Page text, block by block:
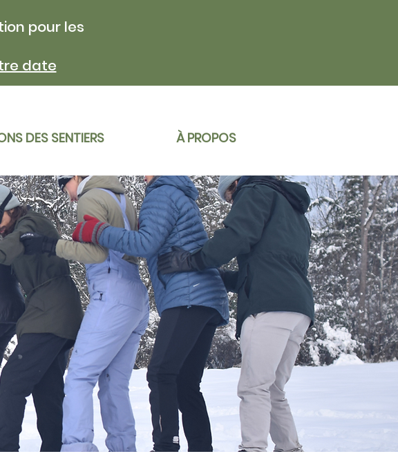
pour les
date
DES SENTIERS À PROPOS